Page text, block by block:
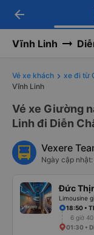
-
arrow_back
Vĩnh Linh
Vé xe khách xe đi từ
Vĩnh Linh
Vé xe Giường
Linh đi Diễn
Vexere
Ngày cập
Đức
Limousine
18:50 •
6 giờ
01:30 •